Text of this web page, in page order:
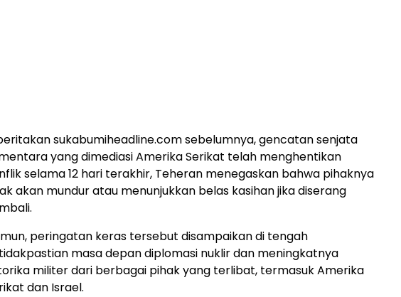
sukabumiheadline.com sebelumnya, gencatan senjata
yang dimediasi Amerika Serikat telah menghentikan
selama 12 hari terakhir, Teheran menegaskan bahwa pihaknya
akan mundur atau menunjukkan belas kasihan jika diserang
peringatan keras tersebut disampaikan di tengah
masa depan diplomasi nuklir dan meningkatnya
militer dari berbagai pihak yang terlibat, termasuk Amerika
dan Israel.